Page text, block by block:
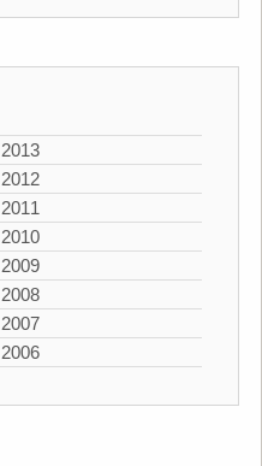
2013
2012
2011
2010
2009
2008
2007
2006